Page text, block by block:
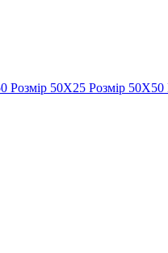
Розмір 50Х25 Розмір 50Х50